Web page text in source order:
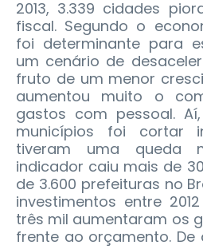
2013, 3.339 cidades
fiscal. Segundo o
foi determinante para
um cenário de
fruto de um menor
aumentou muito o
gastos com pessoal.
municípios foi cortar
tiveram uma queda
indicador caiu mais de
de 3.600 prefeituras no
investimentos entre
três mil aumentaram os
frente ao orçamento. De